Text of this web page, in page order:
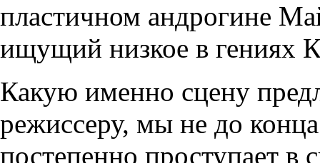
пластичном андрогине
ищущий низкое в гениях
Какую именно сцену
режиссеру, мы не до
постепенно проступает в